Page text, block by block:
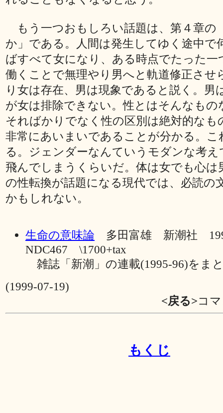
もう一つおもしろい話題は、第４章の
か」である。人間は発生してゆく途中で
ばすべて女になり、ある時点でたった一
働くことで無理やり男へと軌道修正させ
り女は存在、男は現象であると説く。男
が女は排除できない。性とはそんなもの
そればかりでなく性の区別は絶対的なも
非常にあいまいであることが分かる。こ
る。ジェンダーなんていうモダンな考
飛んでしまうくらいだ。体は女でも心は
の性転換が話題になる現代では、必読の
かもしれない。
生命の意味論 多田富雄 新潮社
NDC467 \1700+tax
雑誌「新潮」の連載(1995-96)をま
(1999-07-19)
<戻る>コ
もくじ